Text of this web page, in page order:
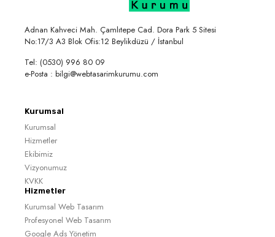
Adnan Kahveci Mah. Çamlıtepe Cad. Dora Park 5 Sitesi
No:17/3 A3 Blok Ofis:12 Beylikdüzü / İstanbul
Tel: (0530) 996 80 09
e-Posta : bilgi@webtasarimkurumu.com
Kurumsal
Kurumsal
Hizmetler
Ekibimiz
Vizyonumuz
KVKK
Hizmetler
Kurumsal Web Tasarım
Profesyonel Web Tasarım
Google Ads Yönetim